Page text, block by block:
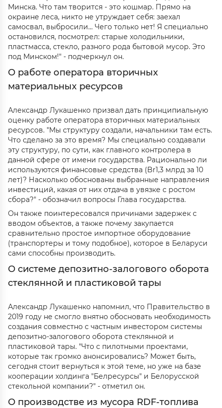
Минска. Что там творится - это кошмар. Прямо на
окраине леса, никто не утруждает себя: заехал
самосвал, выбросили… Чего только нет! Я специально
остановился, посмотрел: старые холодильники,
пластмасса, стекло, разного рода бытовой мусор. Это
под Минском!" - подчеркнул он.
О работе оператора вторичных
материальных ресурсов
Александр Лукашенко призвал дать принципиальную
оценку работе оператора вторичных материальных
ресурсов. "Мы структуру создали, начальники там есть.
Что сделано за это время? Мы специально создавали
эту структуру, по сути, как главного контролера в
данной сфере от имени государства. Рационально ли
используются финансовые средства (Br1,3 млрд за 10
лет)? Насколько обоснованы выбранные направления
инвестиций, какая от них отдача в увязке с ростом
сбора?" - обозначил вопросы Глава государства.
Он также поинтересовался причинами задержек с
вводом объектов, а также почему закупается
сравнительно простое импортное оборудование
(транспортеры и тому подобное), которое в Беларуси
сами способны производить.
О системе депозитно-залогового оборота
стеклянной и пластиковой тары
Александр Лукашенко напомнил, что Правительство в
2019 году не смогло внятно обосновать необходимость
создания совместно с частным инвестором системы
депозитно-залогового оборота стеклянной и
пластиковой тары. "Что с пилотными проектами,
которые так громко анонсировались? Может быть,
сегодня стоит вернуться к этой теме, но уже на базе
кооперации холдинга "Белресурсы" и Белорусской
стекольной компании?" - отметил он.
О производстве из мусора RDF-топлива